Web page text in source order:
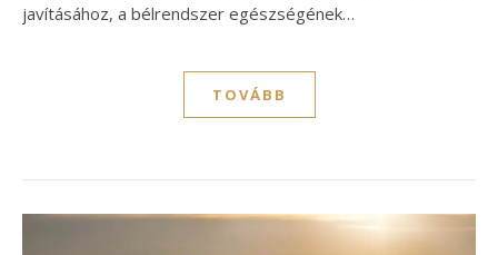
javításához, a bélrendszer egészségének…
TOVÁBB